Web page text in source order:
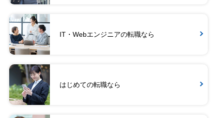
IT・Webエンジニアの転職なら
はじめての転職なら